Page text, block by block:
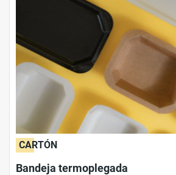
CARTÓN
Bandeja termoplegada